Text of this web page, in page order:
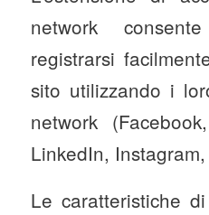
network
registrarsi
sito utilizzando i
network
LinkedIn,
Le caratteristiche